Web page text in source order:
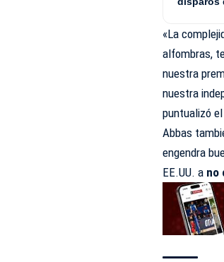
«La
alfombras,
nuestra
nuestra
puntualizó
Abbas
engendra
EE.UU. a no